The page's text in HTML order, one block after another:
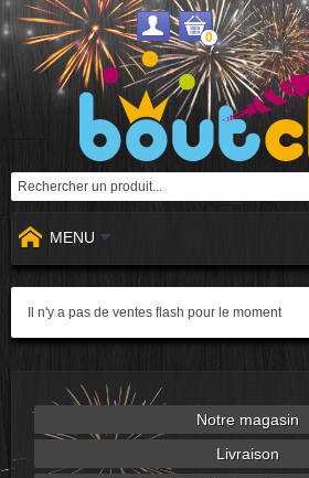
0
MENU
Il n'y a pas de ventes flash pour le moment
Notre magasin
Livraison